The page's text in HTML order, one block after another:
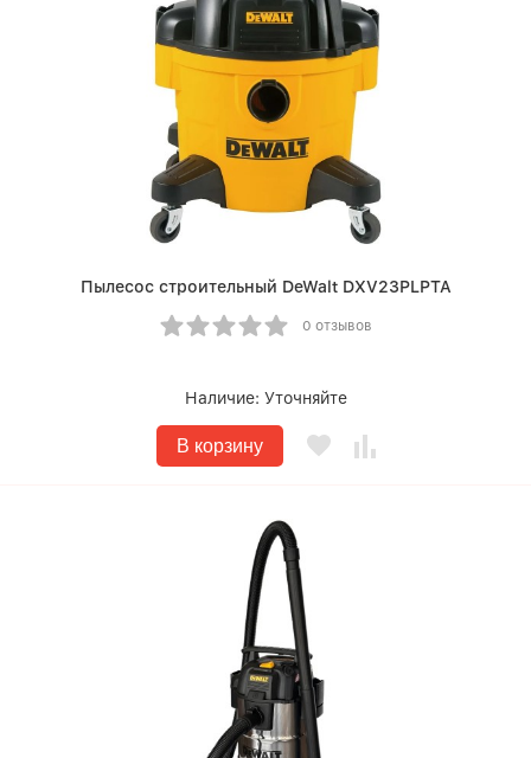
Пылесос строительный DeWalt DXV23PLPTA
0 отзывов
Наличие: Уточняйте
В корзину